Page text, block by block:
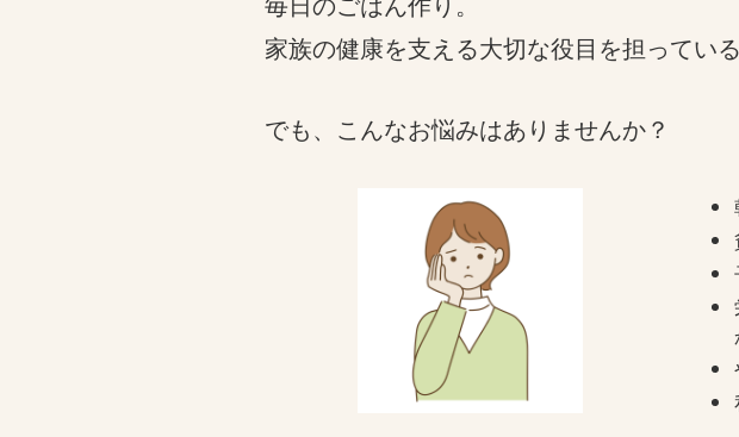
家族の健康を支える大切な役目を担ってい
でも、こんなお悩みはありませんか？